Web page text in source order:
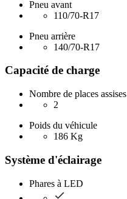
Pneu avant
110/70-R17
Pneu arrière
140/70-R17
Capacité de charge
Nombre de places assises
2
Poids du véhicule
186 Kg
Système d'éclairage
Phares à LED